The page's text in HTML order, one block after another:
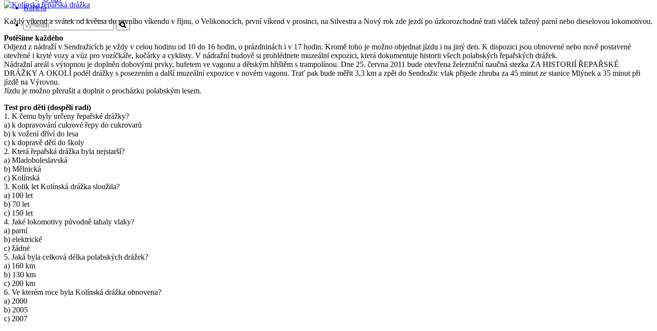
Kariéra
Každý víkend a svátek od května do prvního víkendu v říjnu, o Velikonocích, první víkend v prosinci, na Silvestra a Nový rok zde jezdí po úzkorozchodné trati vláček tažený parní nebo dieselovou lokomotivou.
Potěšíme každého
Odjezd z nádraží v Sendražicích je vždy v celou hodinu od 10 do 16 hodin, o prázdninách i v 17 hodin. Kromě toho je možno objednat jízdu i na jiný den. K dispozici jsou obnovené nebo nově postavené
otevřené i kryté vozy a vůz pro vozíčkáře, kočárky a cyklisty. V nádražní budově si prohlédnete muzeální expozici, která dokumentuje historii všech polabských řepařských drážek.
Nádražní areál s výtopnou je doplněn dobovými prvky, bufetem ve vagonu a dětským hřištěm s trampolínou. Dne 25. června 2011 bude otevřena železniční naučná stezka ZA HISTORIÍ ŘEPAŘSKÉ
DRÁŽKY A OKOLÍ podél drážky s posezením a další muzeální expozice v novém vagonu. Trať pak bude měřit 3,3 km a zpět do Sendražic vlak přijede zhruba za 45 minut ze stanice Mlýnek a 35 minut při
jízdě na Výrovnu.
Jízdu je možno přerušit a doplnit o procházku polabským lesem.
Test pro děti (dospělí radí)
1. K čemu byly určeny řepařské drážky?
a) k dopravování cukrové řepy do cukrovarů
b) k vožení dříví do lesa
c) k dopravě dětí do školy
2. Která řepařská drážka byla nejstarší?
a) Mladoboleslavská
b) Mělnická
c) Kolínská
3. Kolik let Kolínská drážka sloužila?
a) 100 let
b) 70 let
c) 150 let
4. Jaké lokomotivy původně tahaly vlaky?
a) parní
b) elektrické
c) žádné
5. Jaká byla celková délka polabských drážek?
a) 160 km
b) 130 km
c) 200 km
6. Ve kterém roce byla Kolínská drážka obnovena?
a) 2000
b) 2005
c) 2007